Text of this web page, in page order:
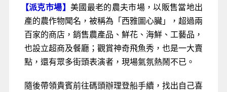
【派克市場】 美國最老的農夫市場，以販售當地出
產的農作物聞名，被稱為「西雅圖心臟」，超過兩
百家的商店，銷售農產品、鮮花、海鮮、工藝品，
也設立超商及餐廳；觀賞神奇飛魚秀，也是一大賣
點，還有眾多街頭表演者，現場氣氛熱鬧不已。
隨後帶領貴賓前往碼頭辦理登船手續，找出自己喜